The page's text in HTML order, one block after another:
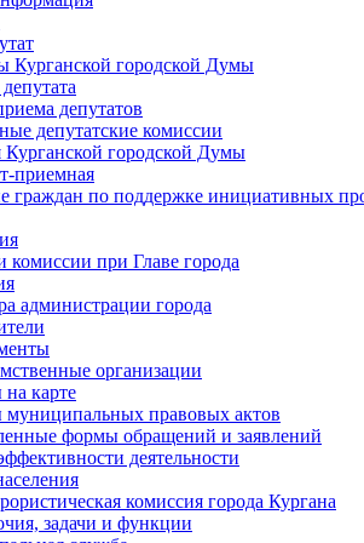
Курганской городской Думы
депутатов
депутатские комиссии
городской Думы
приемная
граждан по поддержке инициативных
комиссии при Главе города
администрации города
организации
карте
муниципальных правовых актов
формы обращений и заявлений
деятельности
комиссия города Кургана
задачи и функции